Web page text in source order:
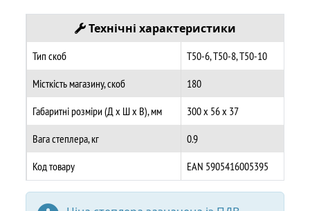
Технічні характеристики
Тип скоб
T50-6, T50-8, T50-10
Місткість магазину, скоб
180
Габаритні розміри (Д х Ш х В), мм
300 x 56 х 37
Вага степлера, кг
0.9
Код товару
EAN 5905416005395